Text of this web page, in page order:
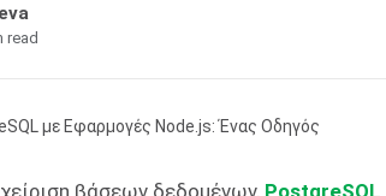
read
βάσεων δεδομένων, PostgreSQL